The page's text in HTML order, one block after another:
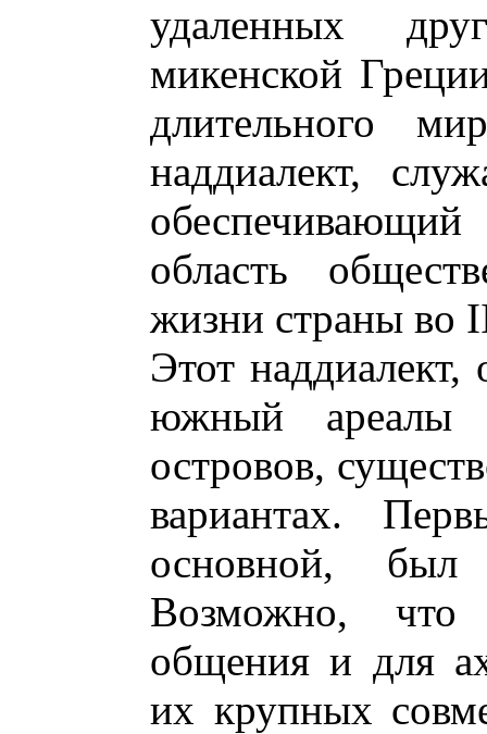
удаленных
микенской
длительного
наддиалект,
область
жизни страны во
Этот
южный ареалы
островов,
вариантах.
основной, был
Возможно, что
общения и для
их крупных